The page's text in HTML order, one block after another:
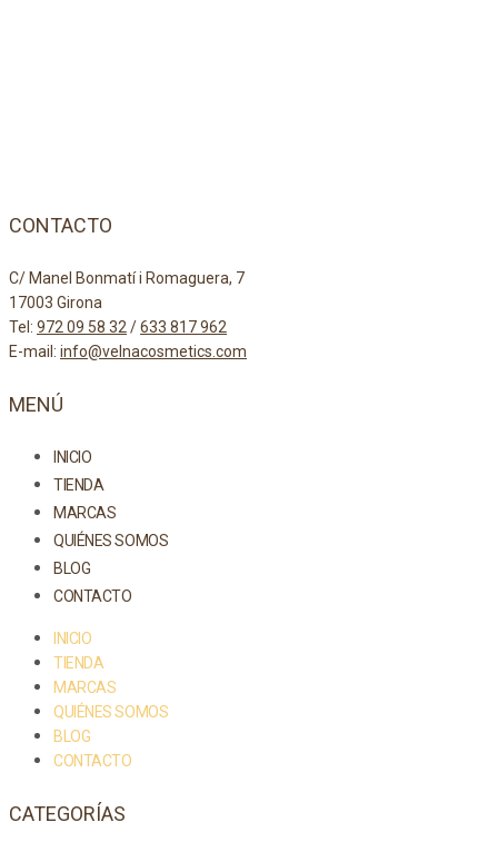
CONTACTO
C/ Manel Bonmatí i Romaguera, 7
17003 Girona
Tel: 972 09 58 32/633 817 962
E-mail: info@velnacosmetics.com
MENÚ
INICIO
TIENDA
MARCAS
QUIÉNES SOMOS
BLOG
CONTACTO
INICIO
TIENDA
MARCAS
QUIÉNES SOMOS
BLOG
CONTACTO
CATEGORÍAS